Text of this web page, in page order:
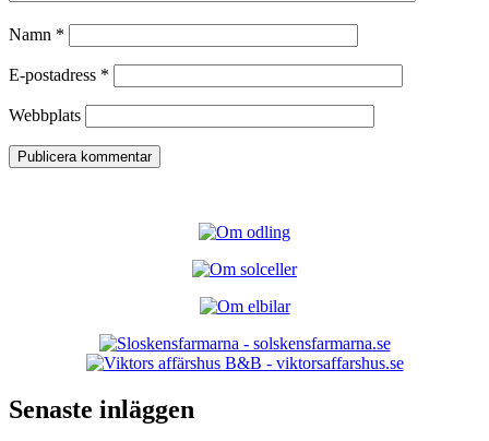
Namn *
E-postadress *
Webbplats
Senaste inläggen